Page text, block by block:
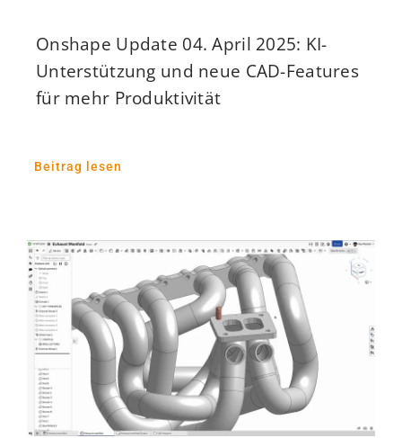
Onshape Update 04. April 2025: KI-
Unterstützung und neue CAD-Features
für mehr Produktivität
Beitrag lesen